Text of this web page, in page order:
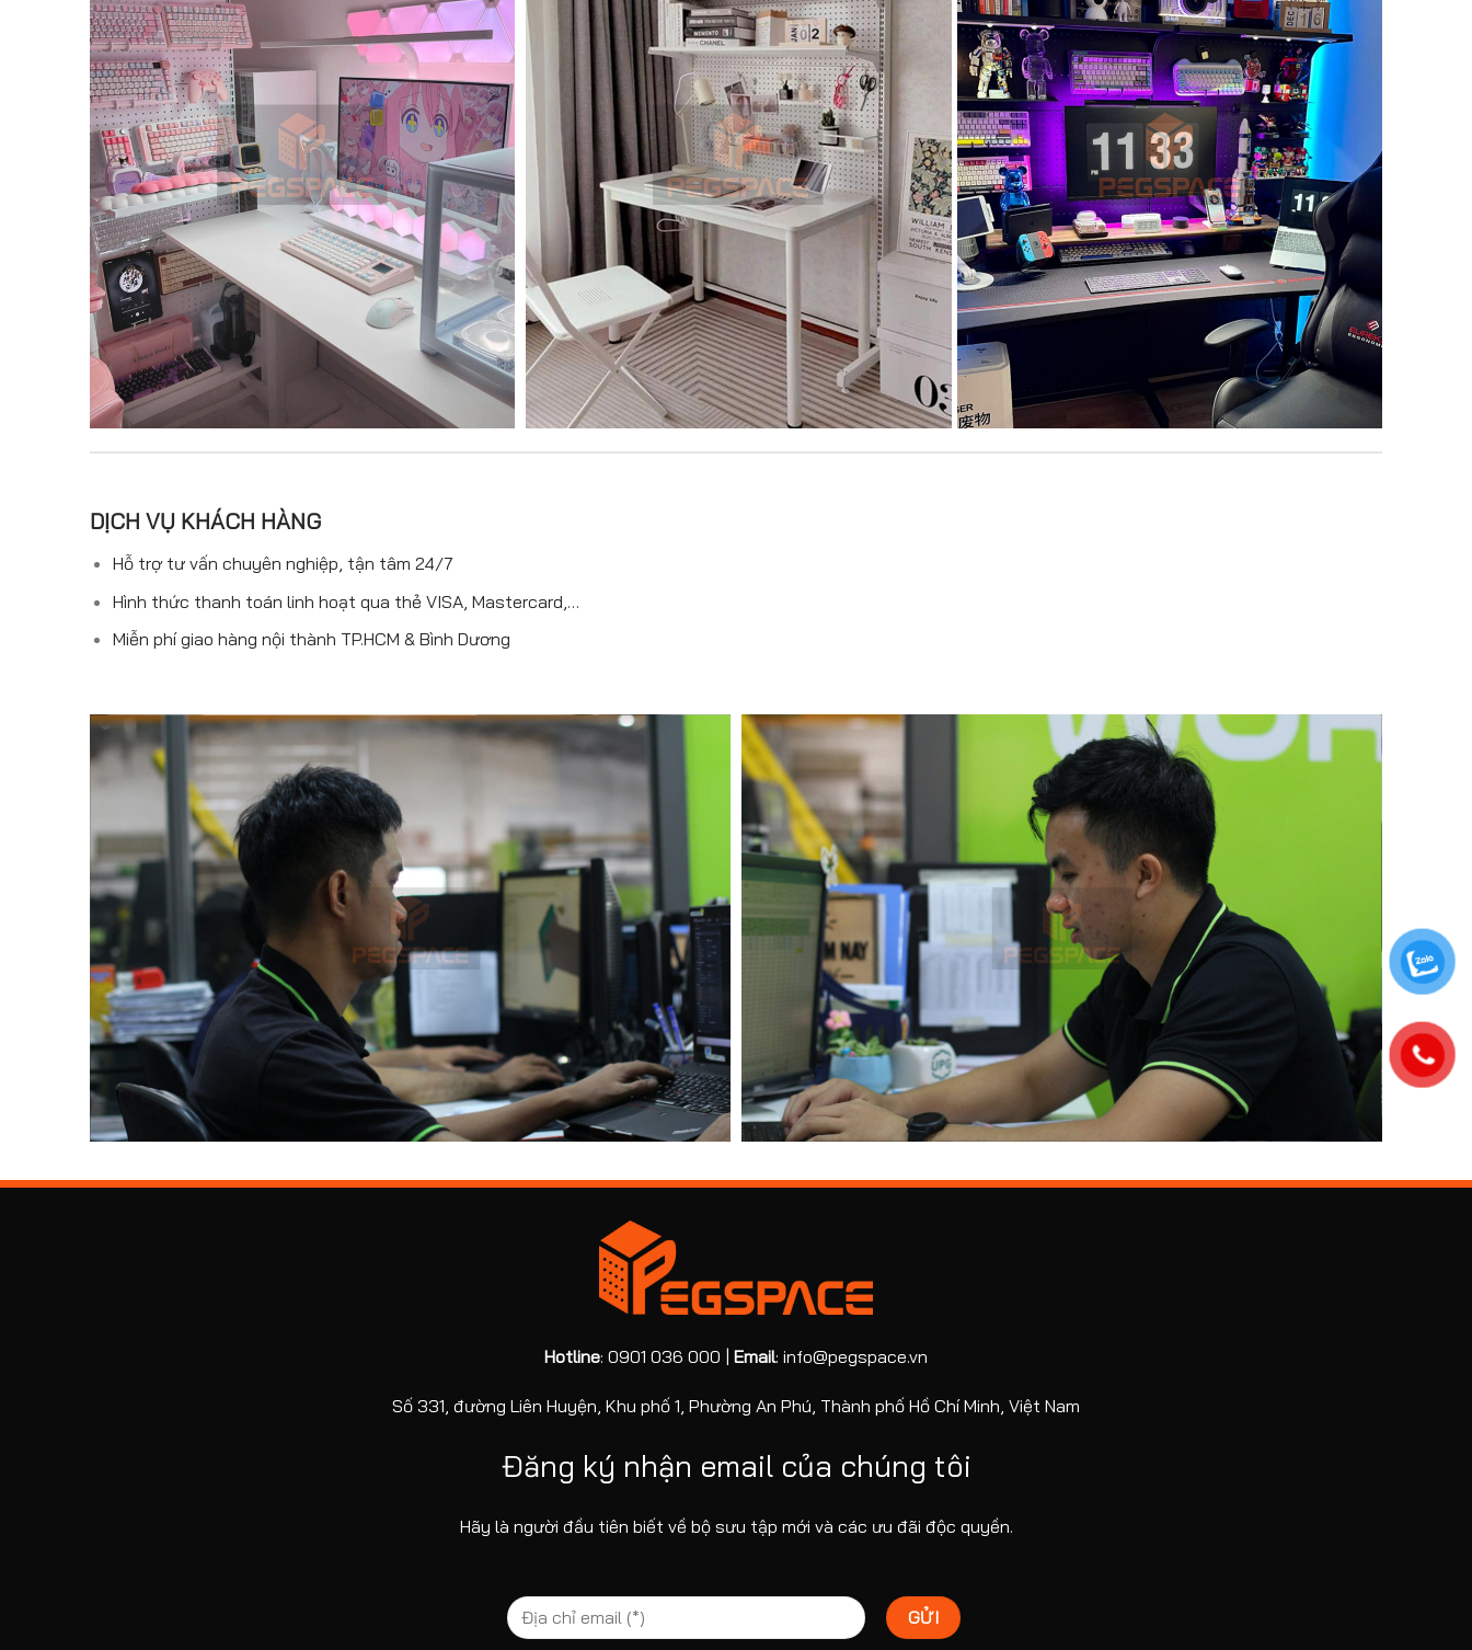
DỊCH VỤ KHÁCH HÀNG
Hỗ trợ tư vấn chuyên nghiệp, tận tâm 24/7
Hình thức thanh toán linh hoạt qua thẻ VISA, Mastercard,…
Miễn phí giao hàng nội thành TP.HCM & Bình Dương
Hotline: 0901 036 000 | Email: info@pegspace.vn
Số 331, đường Liên Huyện, Khu phố 1, Phường An Phú, Thành phố Hồ Chí Minh, Việt Nam
Đăng ký nhận email của chúng tôi
Hãy là người đầu tiên biết về bộ sưu tập mới và các ưu đãi độc quyền.